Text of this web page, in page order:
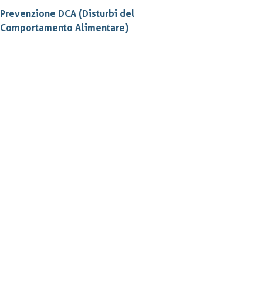
Prevenzione DCA (Disturbi del
Comportamento Alimentare)